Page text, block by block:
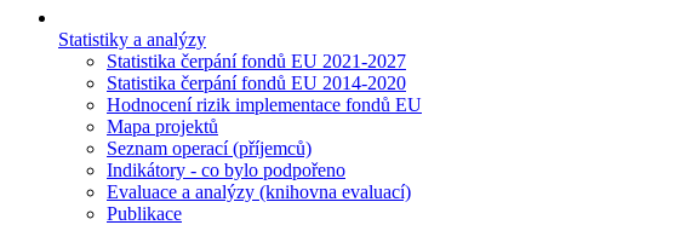
Statistiky a analýzy
Statistika čerpání fondů EU 2021-2027
Statistika čerpání fondů EU 2014-2020
Hodnocení rizik implementace fondů EU
Mapa projektů
Seznam operací (příjemců)
Indikátory - co bylo podpořeno
Evaluace a analýzy (knihovna evaluací)
Publikace